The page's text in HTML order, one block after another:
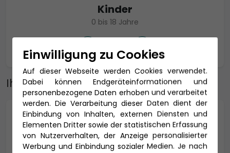
Kinder
0 bis 18 Jahre
Ihre Adresse
Anrede *
Einwilligung zu Cookies
Auf dieser Webseite werden Cookies verwendet.
Dabei können Endgeräteinformationen und
personenbezogene Daten erhoben und verarbeitet
werden. Die Verarbeitung dieser Daten dient der
Einbindung von Inhalten, externen Diensten und
Elementen Dritter sowie der statistischen Erfassung
von Nutzerverhalten, der Anzeige personalisierter
Werbung und Einbindung sozialer Medien. Je nach